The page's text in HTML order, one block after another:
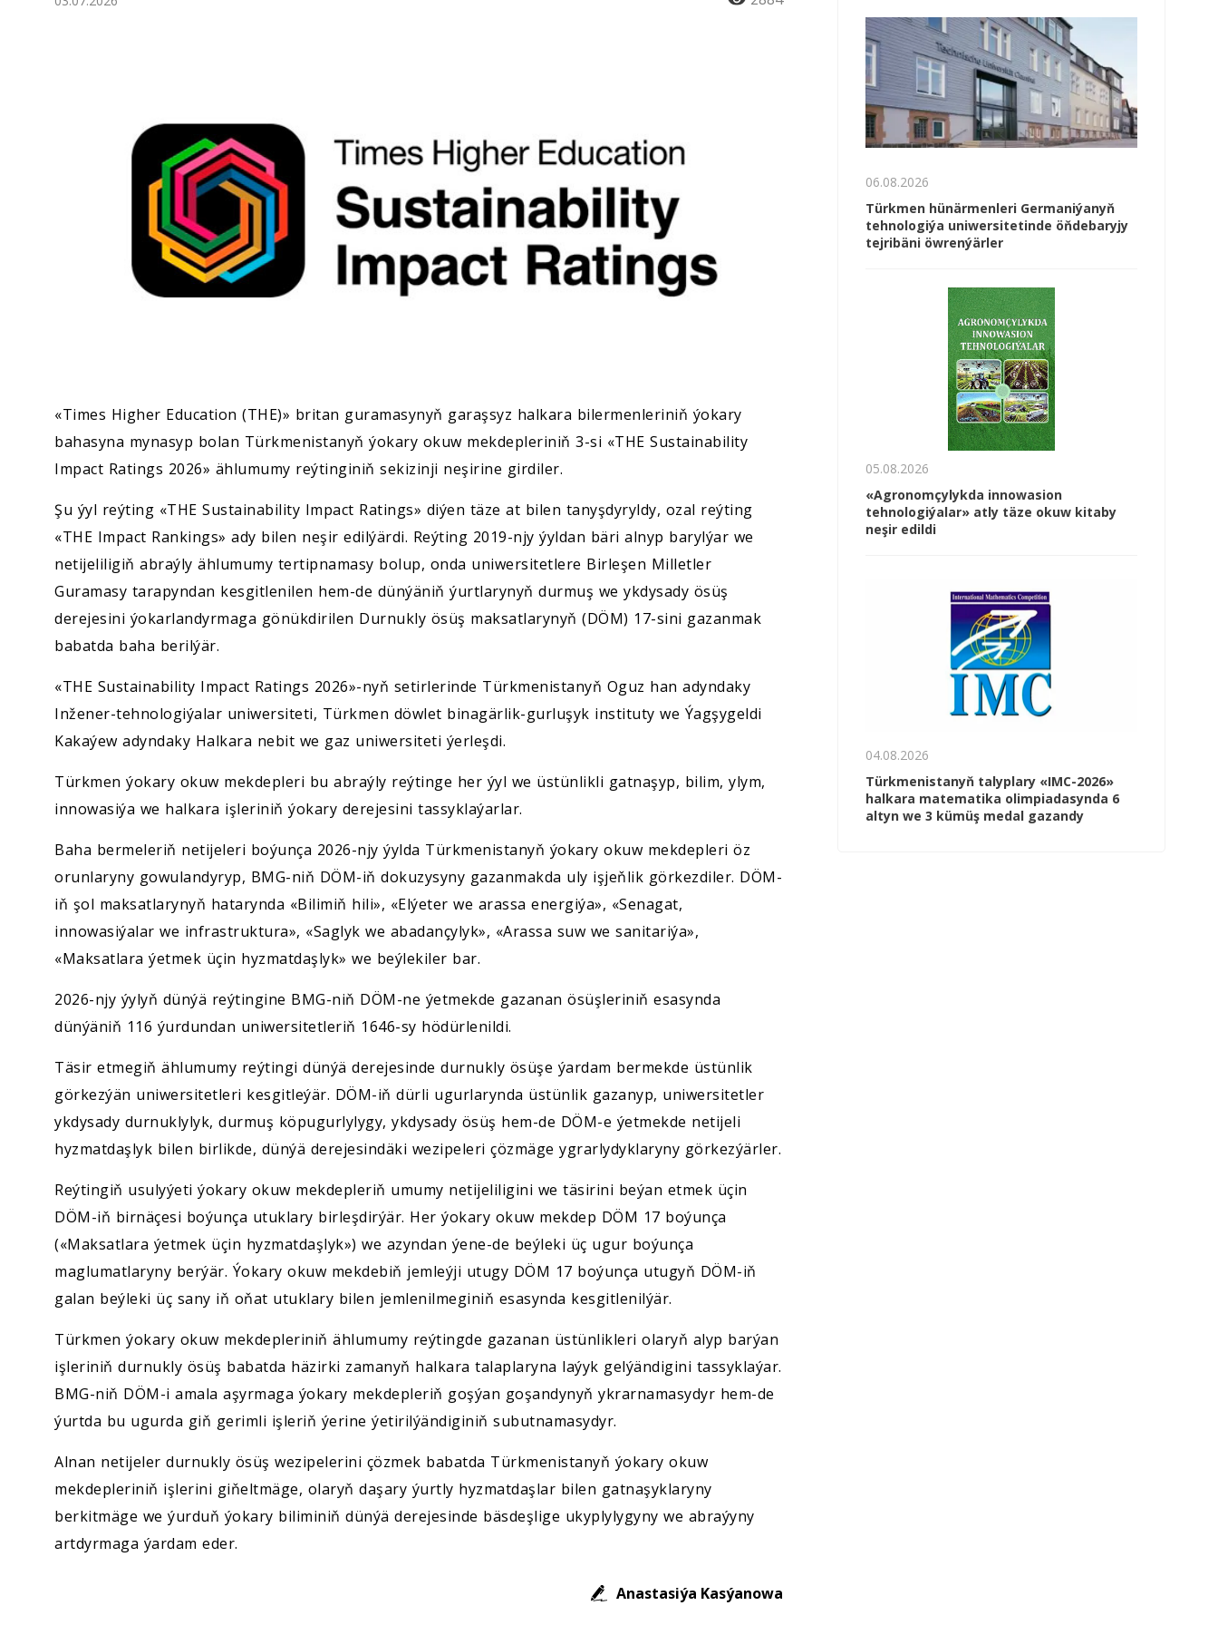
Ylym
«Times Higher Education (THE)» britan guramasynyň garaşsyz halkara bilermenleriniň ýokary
bahasyna mynasyp bolan Türkmenistanyň ýokary okuw mekdepleriniň 3-si «THE Sustainability
Impact Ratings 2026» ählumumy reýtinginiň sekizinji neşirine girdiler.
Şu ýyl reýting «THE Sustainability Impact Ratings» diýen täze at bilen tanyşdyryldy, ozal reýting
«THE Impact Rankings» ady bilen neşir edilýärdi. Reýting 2019-njy ýyldan bäri alnyp barylýar we
netijeliligiň abraýly ählumumy tertipnamasy bolup, onda uniwersitetlere Birleşen Milletler
Guramasy tarapyndan kesgitlenilen hem-de dünýäniň ýurtlarynyň durmuş we ykdysady ösüş
derejesini ýokarlandyrmaga gönükdirilen Durnukly ösüş maksatlarynyň (DÖM) 17-sini gazanmak
babatda baha berilýär.
«THE Sustainability Impact Ratings 2026»-nyň setirlerinde Türkmenistanyň Oguz han adyndaky
Inžener-tehnologiýalar uniwersiteti, Türkmen döwlet binagärlik-gurluşyk instituty we Ýagşygeldi
Kakaýew adyndaky Halkara nebit we gaz uniwersiteti ýerleşdi.
Türkmen ýokary okuw mekdepleri bu abraýly reýtinge her ýyl we üstünlikli gatnaşyp, bilim, ylym,
innowasiýa we halkara işleriniň ýokary derejesini tassyklaýarlar.
Baha bermeleriň netijeleri boýunça 2026-njy ýylda Türkmenistanyň ýokary okuw mekdepleri öz
orunlaryny gowulandyryp, BMG-niň DÖM-iň dokuzysyny gazanmakda uly işjeňlik görkezdiler. DÖM-
iň şol maksatlarynyň hatarynda «Bilimiň hili», «Elýeter we arassa energiýa», «Senagat,
innowasiýalar we infrastruktura», «Saglyk we abadançylyk», «Arassa suw we sanitariýa»,
«Maksatlara ýetmek üçin hyzmatdaşlyk» we beýlekiler bar.
2026-njy ýylyň dünýä reýtingine BMG-niň DÖM-ne ýetmekde gazanan ösüşleriniň esasynda
dünýäniň 116 ýurdundan uniwersitetleriň 1646-sy hödürlenildi.
Täsir etmegiň ählumumy reýtingi dünýä derejesinde durnukly ösüşe ýardam bermekde üstünlik
görkezýän uniwersitetleri kesgitleýär. DÖM-iň dürli ugurlarynda üstünlik gazanyp, uniwersitetler
ykdysady durnuklylyk, durmuş köpugurlylygy, ykdysady ösüş hem-de DÖM-e ýetmekde netijeli
hyzmatdaşlyk bilen birlikde, dünýä derejesindäki wezipeleri çözmäge ygrarlydyklaryny görkezýärler.
Reýtingiň usulyýeti ýokary okuw mekdepleriň umumy netijeliligini we täsirini beýan etmek üçin
DÖM-iň birnäçesi boýunça utuklary birleşdirýär. Her ýokary okuw mekdep DÖM 17 boýunça
(«Maksatlara ýetmek üçin hyzmatdaşlyk») we azyndan ýene-de beýleki üç ugur boýunça
maglumatlaryny berýär. Ýokary okuw mekdebiň jemleýji utugy DÖM 17 boýunça utugyň DÖM-iň
galan beýleki üç sany iň oňat utuklary bilen jemlenilmeginiň esasynda kesgitlenilýär.
Türkmen ýokary okuw mekdepleriniň ählumumy reýtingde gazanan üstünlikleri olaryň alyp barýan
işleriniň durnukly ösüş babatda häzirki zamanyň halkara talaplaryna laýyk gelýändigini tassyklaýar.
BMG-niň DÖM-i amala aşyrmaga ýokary mekdepleriň goşýan goşandynyň ykrarnamasydyr hem-de
ýurtda bu ugurda giň gerimli işleriň ýerine ýetirilýändiginiň subutnamasydyr.
Alnan netijeler durnukly ösüş wezipelerini çözmek babatda Türkmenistanyň ýokary okuw
mekdepleriniň işlerini giňeltmäge, olaryň daşary ýurtly hyzmatdaşlar bilen gatnaşyklaryny
berkitmäge we ýurduň ýokary biliminiň dünýä derejesinde bäsdeşlige ukyplylygyny we abraýyny
artdyrmaga ýardam eder.
Anastasiýa Kasýanowa
06.08.2026
Türkmen hünärmenleri Germaniýanyň
tehnologiýa uniwersitetinde öňdebaryjy
tejribäni öwrenýärler
05.08.2026
«Agronomçylykda innowasion
tehnologiýalar» atly täze okuw kitaby
neşir edildi
04.08.2026
Türkmenistanyň talyplary «IMC-2026»
halkara matematika olimpiadasynda 6
altyn we 3 kümüş medal gazandy